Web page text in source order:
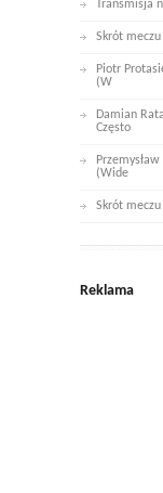
Transmisja
Skrót
Piotr
(W
Damian
Często
(Wide
Skrót
Reklama